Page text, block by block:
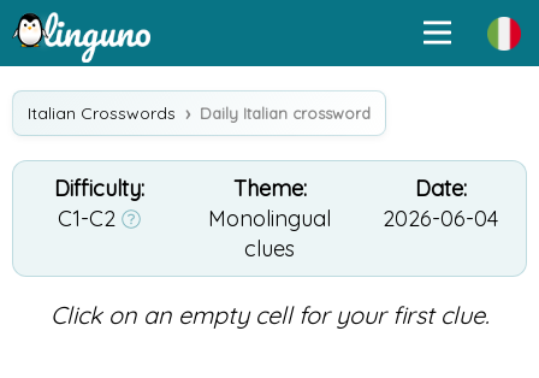
Italian Crosswords Daily Italian crossword
Difficulty:
C1-C2
Theme:
Monolingual
clues
Date:
2026-06-04
Click on an empty cell for your first clue.